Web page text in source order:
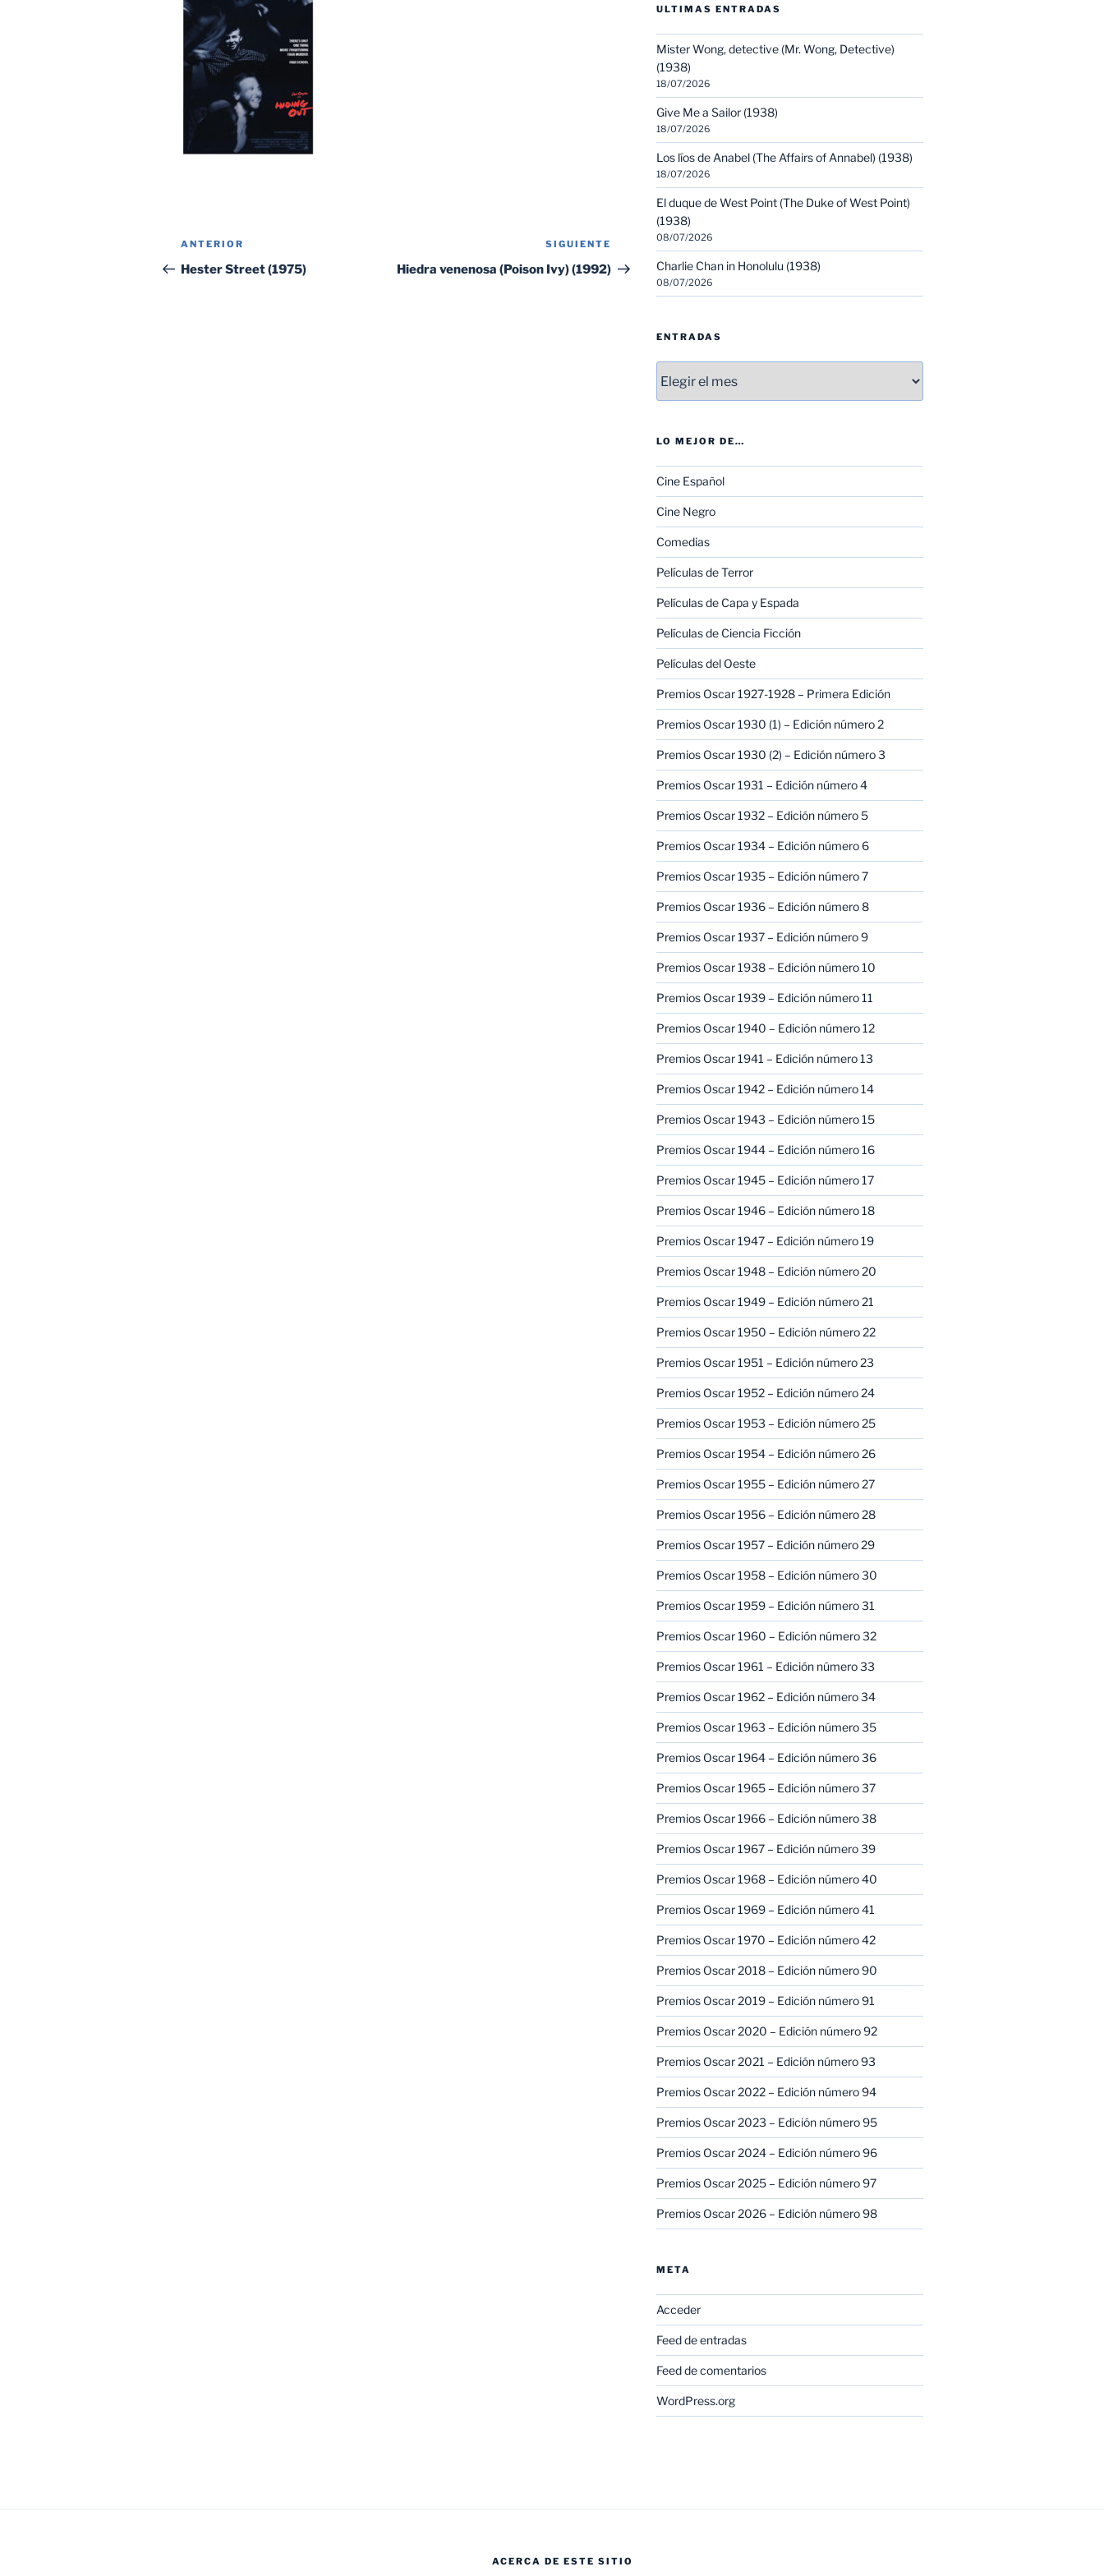
Navegación
de
Entrada
anterior:
ANTERIOR
Hester Street (1975)
Siguiente
entrada
SIGUIENTE
Hiedra venenosa (Poison Ivy) (1992)
ULTIMAS ENTRADAS
Mister Wong, detective (Mr. Wong, Detective)
(1938)
18/07/2026
Give Me a Sailor (1938)
18/07/2026
Los líos de Anabel (The Affairs of Annabel) (1938)
18/07/2026
El duque de West Point (The Duke of West Point)
(1938)
08/07/2026
Charlie Chan in Honolulu (1938)
08/07/2026
ENTRADAS
LO MEJOR DE…
Cine Español
Cine Negro
Comedias
Películas de Terror
Películas de Capa y Espada
Películas de Ciencia Ficción
Películas del Oeste
Premios Oscar 1927-1928 – Primera Edición
Premios Oscar 1930 (1) – Edición número 2
Premios Oscar 1930 (2) – Edición número 3
Premios Oscar 1931 – Edición número 4
Premios Oscar 1932 – Edición número 5
Premios Oscar 1934 – Edición número 6
Premios Oscar 1935 – Edición número 7
Premios Oscar 1936 – Edición número 8
Premios Oscar 1937 – Edición número 9
Premios Oscar 1938 – Edición número 10
Premios Oscar 1939 – Edición número 11
Premios Oscar 1940 – Edición número 12
Premios Oscar 1941 – Edición número 13
Premios Oscar 1942 – Edición número 14
Premios Oscar 1943 – Edición número 15
Premios Oscar 1944 – Edición número 16
Premios Oscar 1945 – Edición número 17
Premios Oscar 1946 – Edición número 18
Premios Oscar 1947 – Edición número 19
Premios Oscar 1948 – Edición número 20
Premios Oscar 1949 – Edición número 21
Premios Oscar 1950 – Edición número 22
Premios Oscar 1951 – Edición número 23
Premios Oscar 1952 – Edición número 24
Premios Oscar 1953 – Edición número 25
Premios Oscar 1954 – Edición número 26
Premios Oscar 1955 – Edición número 27
Premios Oscar 1956 – Edición número 28
Premios Oscar 1957 – Edición número 29
Premios Oscar 1958 – Edición número 30
Premios Oscar 1959 – Edición número 31
Premios Oscar 1960 – Edición número 32
Premios Oscar 1961 – Edición número 33
Premios Oscar 1962 – Edición número 34
Premios Oscar 1963 – Edición número 35
Premios Oscar 1964 – Edición número 36
Premios Oscar 1965 – Edición número 37
Premios Oscar 1966 – Edición número 38
Premios Oscar 1967 – Edición número 39
Premios Oscar 1968 – Edición número 40
Premios Oscar 1969 – Edición número 41
Premios Oscar 1970 – Edición número 42
Premios Oscar 2018 – Edición número 90
Premios Oscar 2019 – Edición número 91
Premios Oscar 2020 – Edición número 92
Premios Oscar 2021 – Edición número 93
Premios Oscar 2022 – Edición número 94
Premios Oscar 2023 – Edición número 95
Premios Oscar 2024 – Edición número 96
Premios Oscar 2025 – Edición número 97
Premios Oscar 2026 – Edición número 98
META
Acceder
Feed de entradas
Feed de comentarios
WordPress.org
ACERCA DE ESTE SITIO